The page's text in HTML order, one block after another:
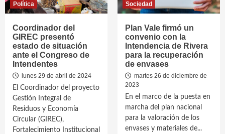
Política
Coordinador del
GIREC presentó
estado de situación
ante el Congreso de
Intendentes
lunes 29 de abril de 2024
El Coordinador del proyecto
Gestión Integral de
Residuos y Economía
Circular (GIREC),
Fortalecimiento Institucional
Sociedad
Plan Vale firmó un
convenio con la
Intendencia de Rivera
para la recuperación
de envases
martes 26 de diciembre de
2023
En el marco de la puesta en
marcha del plan nacional
para la valoración de los
envases y materiales de...